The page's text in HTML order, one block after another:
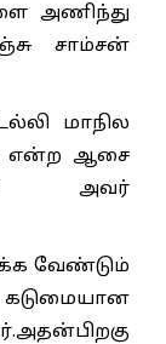
அணிந்து
சாம்சன்
மாநில
என்ற ஆசை
அவர்
வேண்டும்